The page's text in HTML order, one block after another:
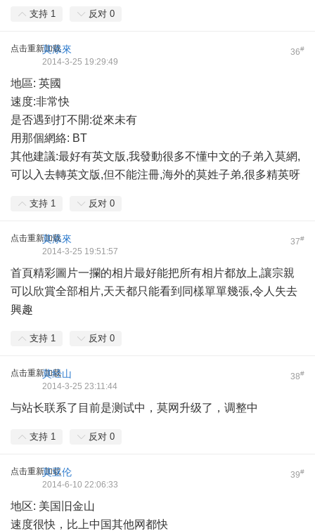
支持 1 反对 0
点击重新加载 36#
莫添來
2014-3-25 19:29:49
地區: 英國
速度:非常快
是否遇到打不開:從來未有
用那個網絡: BT
其他建議:最好有英文版,我發動很多不懂中文的子弟入莫網,
可以入去轉英文版,但不能注冊,海外的莫姓子弟,很多精英呀
支持 1 反对 0
点击重新加载 37#
莫添來
2014-3-25 19:51:57
首頁精彩圖片一攔的相片最好能把所有相片都放上,讓宗親
可以欣賞全部相片,天天都只能看到同樣單單幾張,令人失去
興趣
支持 1 反对 0
点击重新加载 38#
莫经山
2014-3-25 23:11:44
与站长联系了目前是测试中，莫网升级了，调整中
支持 1 反对 0
点击重新加载 39#
莫亚伦
2014-6-10 22:06:33
地区: 美国旧金山
速度很快，比上中国其他网都快